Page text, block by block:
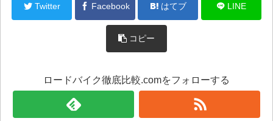
Twitter Facebook はてブ LINE
コピー
ロードバイク徹底比較.comをフォローする